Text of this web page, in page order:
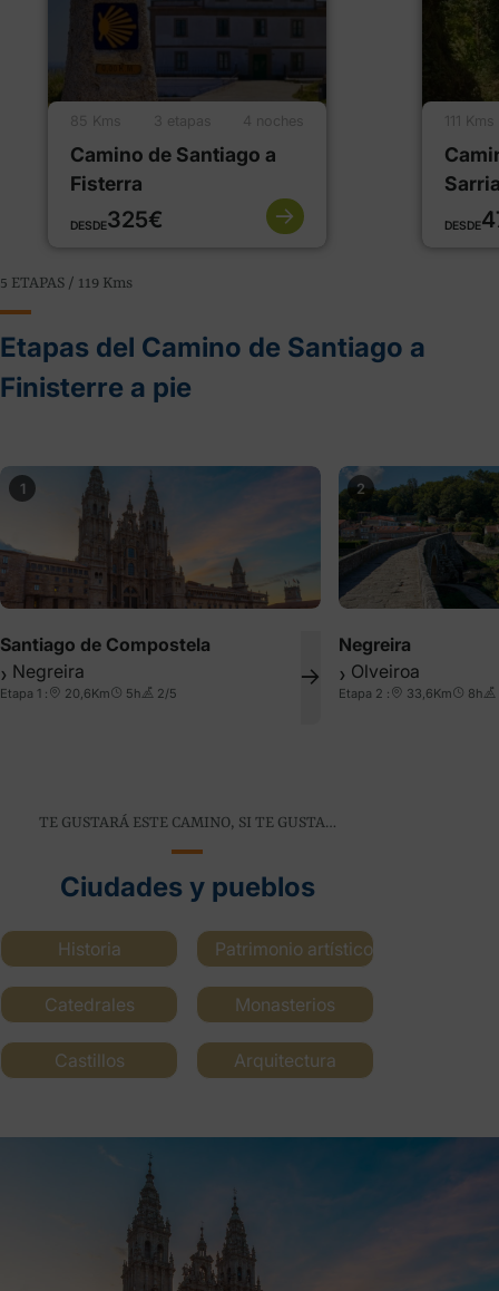
85 Kms 3 etapas 4 noches
Camino de Santiago a
Fisterra
DESDE325€
111 Kms
DESDE
5 ETAPAS / 119 Kms
Etapas del Camino de Santiago a
Finisterre a pie
1
Santiago de Compostela
❯ Negreira
Etapa 1 : 20,6Km 5h 2/5
2
Negreira
❯ Olveiroa
Etapa 2 : 33,6Km 8h
TE GUSTARÁ ESTE CAMINO, SI TE GUSTA…
Ciudades y pueblos
Historia Patrimonio artístico
Catedrales Monasterios
Castillos Arquitectura